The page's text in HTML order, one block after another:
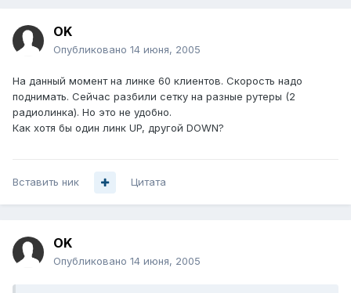
OK
Опубликовано 14 июня, 2005
На данный момент на линке 60 клиентов. Скорость надо
поднимать. Сейчас разбили сетку на разные рутеры (2
радиолинка). Но это не удобно.
Как хотя бы один линк UP, другой DOWN?
Вставить ник Цитата
OK
Опубликовано 14 июня, 2005